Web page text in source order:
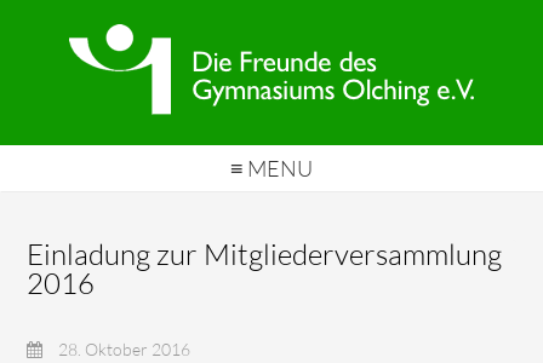
≡ MENU
Einladung zur Mitgliederversammlung
2016
28. Oktober 2016